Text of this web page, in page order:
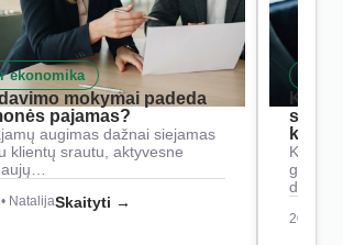
ekonomika
mokymai padeda
pajamas?
augimas dažnai siejamas
klientų srautu, aktyvesne
NatalijaSkaityti →
Kaip
2026-